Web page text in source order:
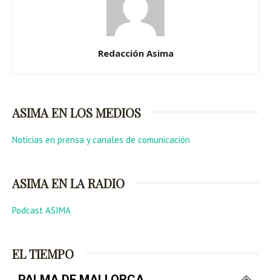
Redacción Asima
ASIMA EN LOS MEDIOS
Noticias en prensa y canales de comunicación
ASIMA EN LA RADIO
Podcast ASIMA
EL TIEMPO